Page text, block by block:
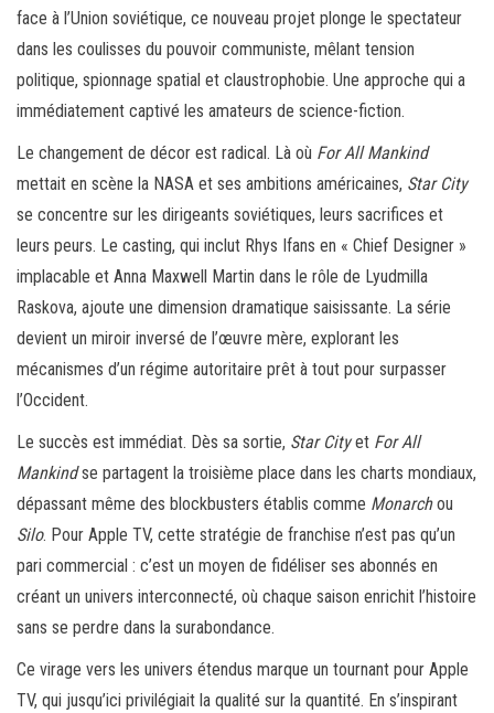
face à l’Union soviétique, ce nouveau projet plonge le spectateur
dans les coulisses du pouvoir communiste, mêlant tension
politique, spionnage spatial et claustrophobie. Une approche qui a
immédiatement captivé les amateurs de science-fiction.
Le changement de décor est radical. Là où For All Mankind
mettait en scène la NASA et ses ambitions américaines, Star City
se concentre sur les dirigeants soviétiques, leurs sacrifices et
leurs peurs. Le casting, qui inclut Rhys Ifans en « Chief Designer »
implacable et Anna Maxwell Martin dans le rôle de Lyudmilla
Raskova, ajoute une dimension dramatique saisissante. La série
devient un miroir inversé de l’œuvre mère, explorant les
mécanismes d’un régime autoritaire prêt à tout pour surpasser
l’Occident.
Le succès est immédiat. Dès sa sortie, Star Cityet For All
Mankindse partagent la troisième place dans les charts mondiaux,
dépassant même des blockbusters établis comme Monarchou
Silo. Pour Apple TV, cette stratégie de franchise n’est pas qu’un
pari commercial : c’est un moyen de fidéliser ses abonnés en
créant un univers interconnecté, où chaque saison enrichit l’histoire
sans se perdre dans la surabondance.
Ce virage vers les univers étendus marque un tournant pour Apple
TV, qui jusqu’ici privilégiait la qualité sur la quantité. En s’inspirant